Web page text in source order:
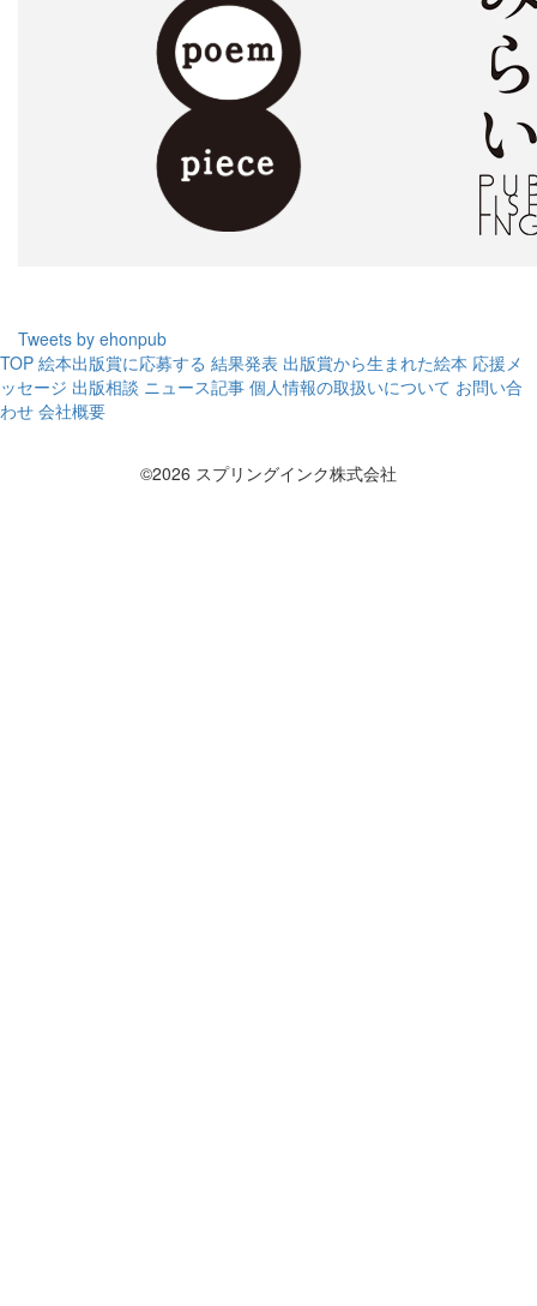
Tweets by ehonpub
TOP 絵本出版賞に応募する 結果発表 出版賞から生まれた絵本 応援メ
ッセージ 出版相談 ニュース記事 個人情報の取扱いについて お問い合
わせ 会社概要
©2026 スプリングインク株式会社